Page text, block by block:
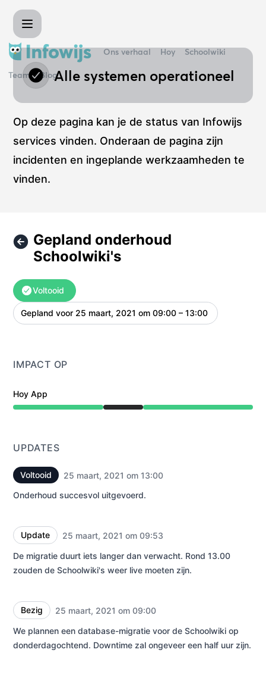
Infowijs - Gepland onderhoud Schoolwiki's –
Ons verhaal Hoy Schoolwiki
Team BlogAlle systemen operationeel
Op deze pagina kan je de status van Infowijs
services vinden. Onderaan de pagina zijn
incidenten en ingeplande werkzaamheden te
vinden.
Gepland onderhoud
Schoolwiki's
Voltooid
Gepland voor 25 maart, 2021 om 09:00 – 13:00 UTC
IMPACT OP
Hoy App
Onderhoud van 9:00 AM naar 1:00 PM
UPDATES
Voltooid 25 maart, 2021 om 13:00
Onderhoud succesvol uitgevoerd.
Update 25 maart, 2021 om 09:53
De migratie duurt iets langer dan verwacht. Rond 13.00
zouden de Schoolwiki's weer live moeten zijn.
Bezig 25 maart, 2021 om 09:00
We plannen een database-migratie voor de Schoolwiki op
donderdagochtend. Downtime zal ongeveer een half uur zijn.